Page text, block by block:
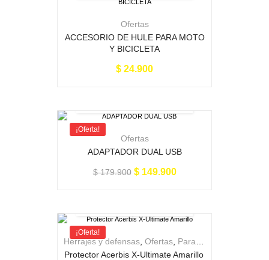
Ofertas
ACCESORIO DE HULE PARA MOTO
Y BICICLETA
$ 24.900
¡Oferta!
Ofertas
ADAPTADOR DUAL USB
$179.900 $149.900
¡Oferta!
Herrajes y defensas Ofertas Para la moto
Protector Acerbis X-Ultimate Amarillo